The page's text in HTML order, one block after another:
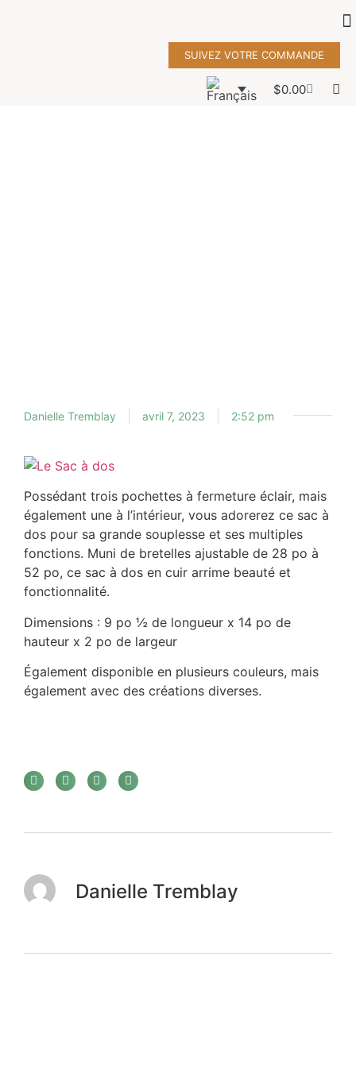
SUIVEZ VOTRE COMMANDE
$0.00
Danielle Tremblay avril 7, 2023 2:52 pm
Possédant trois pochettes à fermeture éclair, mais
également une à l’intérieur, vous adorerez ce sac à
dos pour sa grande souplesse et ses multiples
fonctions. Muni de bretelles ajustable de 28 po à
52 po, ce sac à dos en cuir arrime beauté et
fonctionnalité.
Dimensions : 9 po ½ de longueur x 14 po de
hauteur x 2 po de largeur
Également disponible en plusieurs couleurs, mais
également avec des créations diverses.
Danielle Tremblay